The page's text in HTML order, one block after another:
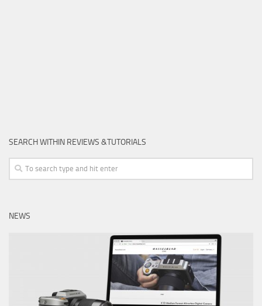
SEARCH WITHIN REVIEWS &TUTORIALS
NEWS